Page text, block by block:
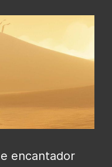
encantador